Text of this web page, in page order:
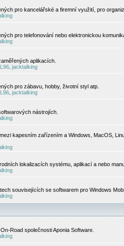
pro kancelářské a firemní využití, pro
pro telefonování nebo elektronickou
aplikacích.
jacktalking
pro zábavu, hobby, životní styl atp.
jacktalking
nástrojích.
kapesním zařízením a Windows, MacOS,
lokalizacích systému, aplikací a nebo
souvisejících se softwarem pro Windows
Road společnosti Aponia Software.